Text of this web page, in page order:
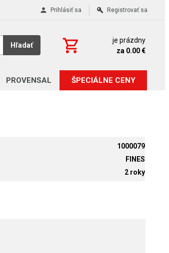
Prihlásiť sa Registrovať sa
Hľadať
je prázdny
za 0.00 €
PROVENSAL ŠPECIÁLNE CENY
1000079
FINES
2 roky